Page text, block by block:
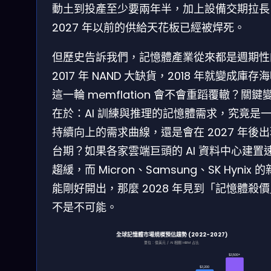
動土到投產至少要兩年半，加上設備交期拉
2027 年以前的供給天花板已經被焊死。
但歷史告訴我們，記憶體產業從來都是週期
2017 年 NAND 大缺貨，2018 年就變成庫存
這一輪 memflation 會不會重蹈覆轍？關鍵
在於：AI 訓練與推理的記憶體需求，究竟是
持續向上的需求曲線，還是會在 2027 年後
台期？如果各家雲端巨頭的 AI 資料中心建置
趨緩，而 Micron、Samsung、SK Hynix 的
能剛好開出，那麼 2028 年見到「記憶體殺
不是不可能。
全球記憶體市場規模預估趨勢 (2022-2027)
單位：億美元 / AI 相關 HBM 占比
$3,200
$3,500+